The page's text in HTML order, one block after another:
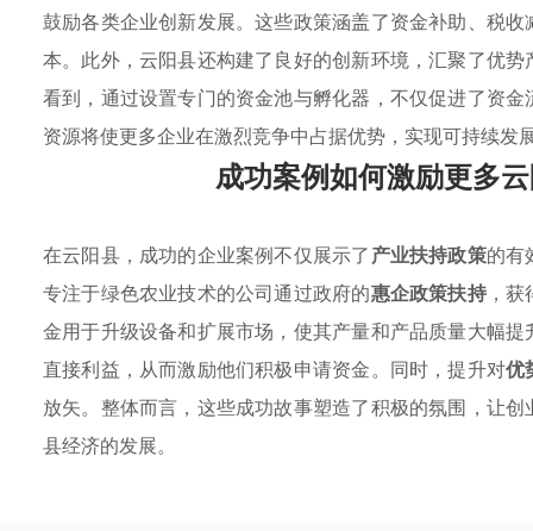
鼓励各类企业创新发展。这些政策涵盖了资金补助、税
本。此外，云阳县还构建了良好的创新环境，汇聚了优
看到，通过设置专门的资金池与孵化器，不仅促进了资
资源将使更多企业在激烈竞争中占据优势，实现可持续发
成功案例如何激励更多
在云阳县，成功的企业案例不仅展示了产业扶持政策的有
专注于绿色农业技术的公司通过政府的惠企政策扶持，获
金用于升级设备和扩展市场，使其产量和产品质量大幅
直接利益，从而激励他们积极申请资金。同时，提升对优
放矢。整体而言，这些成功故事塑造了积极的氛围，让
县经济的发展。